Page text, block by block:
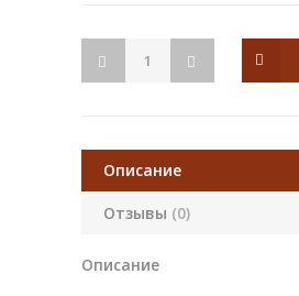
Описание
Отзывы (0)
Описание